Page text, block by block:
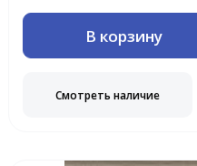
В корзину
Смотреть наличие